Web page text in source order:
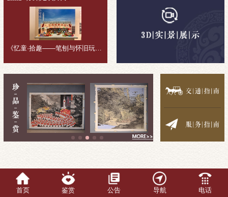
《忆童·拾趣——笔刨与怀旧玩具收藏展》展览回顾
首页 鉴赏 公告 导航 电话